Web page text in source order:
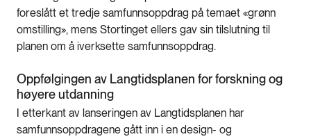
foreslått et tredje samfunnsoppdrag på temaet «grønn
omstilling», mens Stortinget ellers gav sin tilslutning til
planen om å iverksette samfunnsoppdrag.
Oppfølgingen av Langtidsplanen for forskning og
høyere utdanning
I etterkant av lanseringen av Langtidsplanen har
samfunnsoppdragene gått inn i en design- og